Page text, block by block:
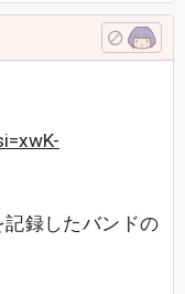
録したバンドの